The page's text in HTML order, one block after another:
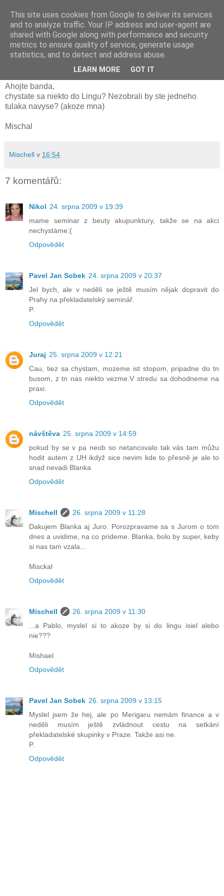
pondělí 24. srpna 2009
Odvoz z Brna do Lingu 28.8.2009
Ahojte banda,
chystate sa niekto do Lingu? Nezobrali by ste jedneho
tulaka navyse? (akoze mna)
Mischal
Mischell v 16:54
7 komentářů:
Nikol 24. srpna 2009 v 19:39
mame seminar z beuty akupunktury, takže se na akci
nechystáme:(
Odpovědět
Pavel Jan Sobek 24. srpna 2009 v 20:37
Jel bych, ale v neděli se ještě musím nějak dopravit do
Prahy na překladatelský seminář.
P.
Odpovědět
Juraj 25. srpna 2009 v 12:21
Cau, tiez sa chystam, mozeme ist stopom, pripadne do tn
busom, z tn nas niekto vezme.V stredu sa dohodneme na
praxi.
Odpovědět
návštěva 25. srpna 2009 v 14:59
pokud by se v pa neob so netancovalo tak vás tam můžu
hodit autem z UH ikdyž sice nevim kde to přesně je ale to
snad nevadi Blanka
Odpovědět
Mischell
26. srpna 2009 v 11:28
Dakujem Blanka aj Juro. Porozpravame sa s Jurom o tom
dnes a uvidime, na co prideme. Blanka, bolo by super, keby
si nas tam vzala...
Misckal
Odpovědět
Mischell
26. srpna 2009 v 11:30
...a Pablo, myslel si to akoze by si do lingu isiel alebo
nie???
Mishael
Odpovědět
Pavel Jan Sobek 26. srpna 2009 v 13:15
Myslel jsem že hej, ale po Merigaru nemám finance a v
neděli musím ještě zvládnout cestu na setkání
překladatelské skupinky v Praze. Takže asi ne.
P.
Odpovědět
This site uses cookies from Google to deliver its services
and to analyze traffic. Your IP address and user-agent are
shared with Google along with performance and security
metrics to ensure quality of service, generate usage
statistics, and to detect and address abuse.
LEARN MORE GOT IT